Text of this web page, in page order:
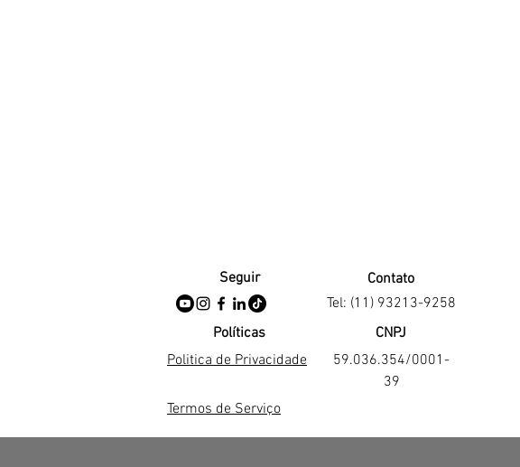
Seguir
Políticas
Politica de Privacidade
Contato
Tel: (11) 93213-9258
CNPJ
59.036.354/0001-
39
Termos de Serviço